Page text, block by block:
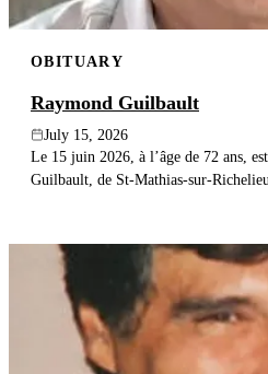
OBITUARY
Raymond Guilbault
July 15, 2026
Le 15 juin 2026, à l’âge de 72 ans,
Guilbault, de St-Mathias-sur-